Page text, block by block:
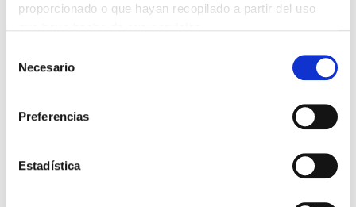
proporcionado o que hayan recopilado a partir del uso
Necesario
Preferencias
Estadística
5. Estrategias de
delegación efectiva
Libérate de la carga de las ventas. Delegar tareas de
ventas no significa perder el control, sino confiar en
efectiva implica seleccionar a las personas